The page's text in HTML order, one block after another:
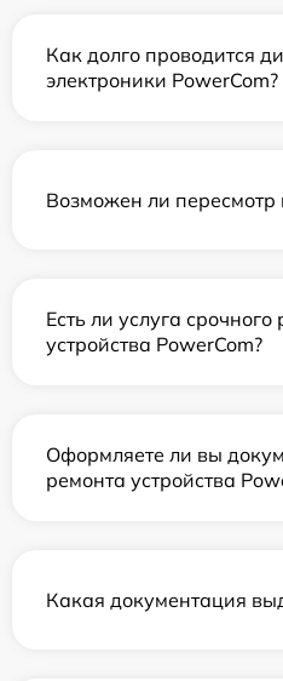
Как долго проводится
электроники PowerCom?
Возможен ли пересмотр
Есть ли услуга срочного
устройства PowerCom?
Оформляете ли вы
ремонта устройства
Какая документация